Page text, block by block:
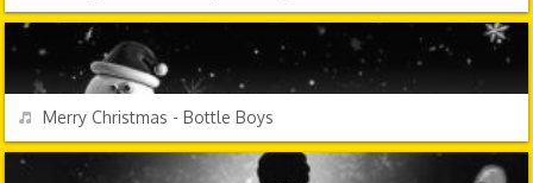
REPRODUCIR
Merry Christmas - Bottle Boys